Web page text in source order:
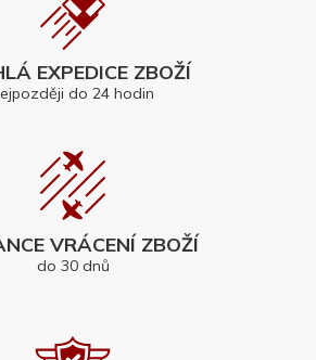
EXPEDICE ZBOŽÍ
do 24 hodin
VRÁCENÍ ZBOŽÍ
do 30 dnů